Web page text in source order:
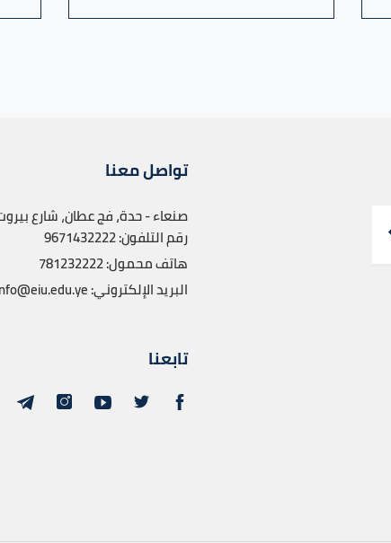
تواصل معنا
صنعاء - حدة، فج عطان، شارع
رقم التلفون:9671432222
هاتف محمول:781232222
البريد الإلكتروني:
تابعنا